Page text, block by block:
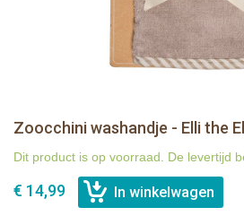
Zoocchini washandje - Elli the
Dit product is op voorraad. De levertijd
€ 14,99